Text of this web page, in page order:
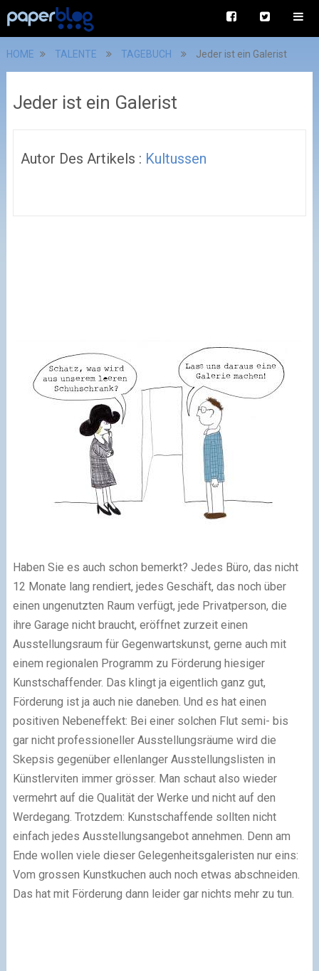
HOME TALENTE TAGEBUCH Jeder ist ein Galerist
Jeder ist ein Galerist
Autor Des Artikels : Kultussen
Haben Sie es auch schon bemerkt? Jedes Büro, das nicht
12 Monate lang rendiert, jedes Geschäft, das noch über
einen ungenutzten Raum verfügt, jede Privatperson, die
ihre Garage nicht braucht, eröffnet zurzeit einen
Ausstellungsraum für Gegenwartskunst, gerne auch mit
einem regionalen Programm zu Förderung hiesiger
Kunstschaffender. Das klingt ja eigentlich ganz gut,
Förderung ist ja auch nie daneben. Und es hat einen
positiven Nebeneffekt: Bei einer solchen Flut semi- bis
gar nicht professioneller Ausstellungsräume wird die
Skepsis gegenüber ellenlanger Ausstellungslisten in
Künstlerviten immer grösser. Man schaut also wieder
vermehrt auf die Qualität der Werke und nicht auf den
Werdegang. Trotzdem: Kunstschaffende sollten nicht
einfach jedes Ausstellungsangebot annehmen. Denn am
Ende wollen viele dieser Gelegenheitsgaleristen nur eins:
Vom grossen Kunstkuchen auch noch etwas abschneiden.
Das hat mit Förderung dann leider gar nichts mehr zu tun.